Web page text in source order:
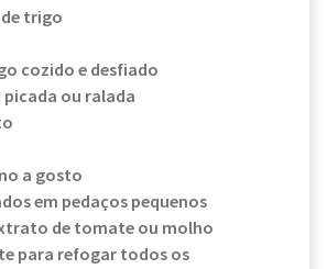
trigo
cozido e desfiado
picada ou ralada
a gosto
em pedaços pequenos
de tomate ou molho
para refogar todos os